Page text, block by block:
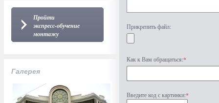
Пройти
экспресс-обучение
монтажу
Галерея
Прикрепить файл:
Как к Вам обращаться:*
Введите код с картинки:*